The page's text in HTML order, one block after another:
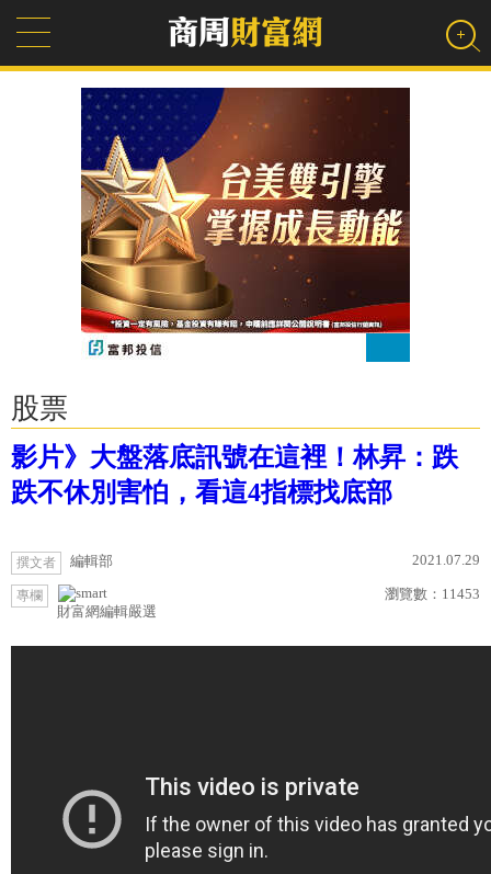
股票
影片》大盤落底訊號在這裡！林昇：跌
跌不休別害怕，看這4指標找底部
撰文者 編輯部 2021.07.29
專欄
財富網編輯嚴選
瀏覽數： 11453